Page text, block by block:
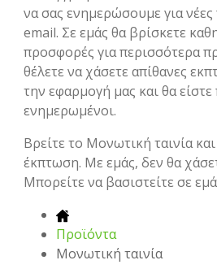
να σας ενημερώσουμε για
email. Σε εμάς θα βρίσκετε
προσφορές για περισσότερα
θέλετε να χάσετε απίθανες
την εφαρμογή μας και θα είστε
ενημερωμένοι.
Βρείτε το Μονωτική ταινία
έκπτωση. Με εμάς, δεν θα
Μπορείτε να βασιστείτε σε
Προϊόντα
Μονωτική ταινία